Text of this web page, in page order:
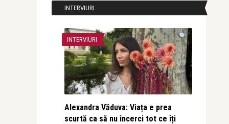
INTERVIURI
INTERVIURI
Alexandra Văduva: Viața e prea
scurtă ca să nu încerci tot ce îți